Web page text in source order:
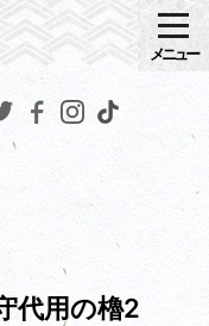
メニュー
代用の櫓2